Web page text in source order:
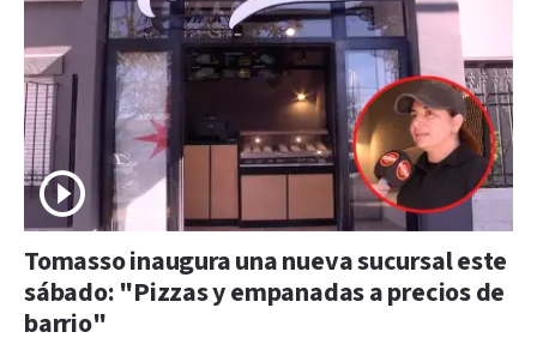
Tomasso inaugura una nueva sucursal este
sábado: "Pizzas y empanadas a precios de
barrio"